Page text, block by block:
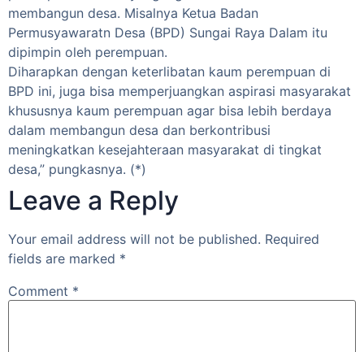
membangun desa. Misalnya Ketua Badan
Permusyawaratn Desa (BPD) Sungai Raya Dalam itu
dipimpin oleh perempuan.
Diharapkan dengan keterlibatan kaum perempuan di
BPD ini, juga bisa memperjuangkan aspirasi masyarakat
khususnya kaum perempuan agar bisa lebih berdaya
dalam membangun desa dan berkontribusi
meningkatkan kesejahteraan masyarakat di tingkat
desa,” pungkasnya. (*)
Leave a Reply
Your email address will not be published. Required
fields are marked *
Comment *